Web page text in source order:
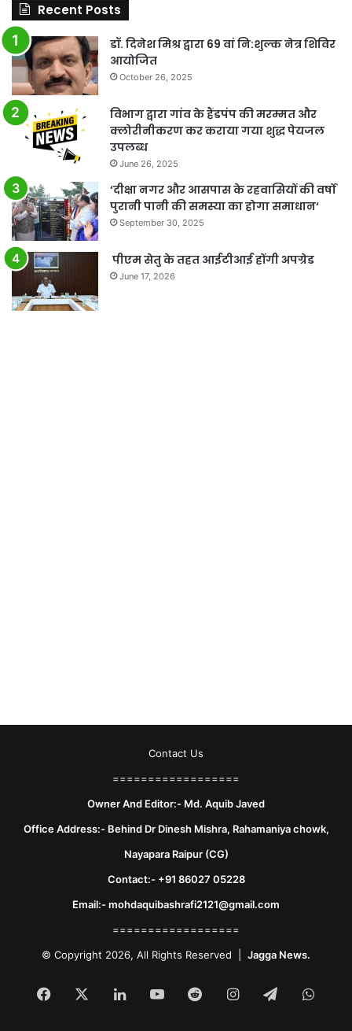
Recent Posts
डॉ. दिनेश मिश्र द्वारा 69 वां नि:शुल्क नेत्र शिविर
आयोजित
October 26, 2025
विभाग द्वारा गांव के हैंडपंप की मरम्मत और
क्लोरीनीकरण कर कराया गया शुद्ध पेयजल
उपलब्ध
June 26, 2025
‘दीक्षा नगर और आसपास के रहवासियों की वर्षों
पुरानी पानी की समस्या का होगा समाधान‘
September 30, 2025
पीएम सेतु के तहत आईटीआई होंगी अपग्रेड
June 17, 2026
Contact Us
==================
Owner And Editor:- Md. Aquib Javed
Office Address:- Behind Dr Dinesh Mishra, Rahamaniya chowk,
Nayapara Raipur (CG)
Contact:- +91 86027 05228
Email:- mohdaquibashrafi2121@gmail.com
==================
© Copyright 2026, All Rights Reserved | Jagga News.
Facebook LinkedInYouTubeRedditInstagram
Telegram